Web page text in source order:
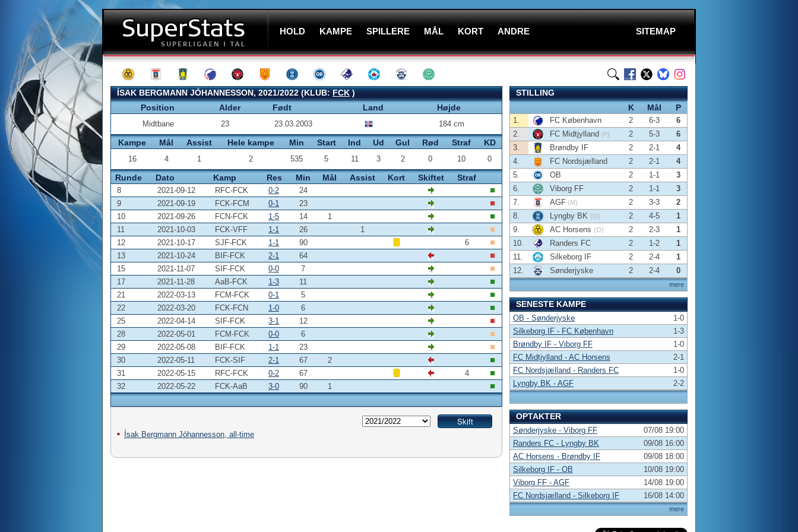
HOLD KAMPE SPILLERE MÅL KORT ANDRE SITEMAP
ÍSAK BERGMANN JÓHANNESSON, 2021/2022 (KLUB:FCK)
Position
Alder Født Land Højde
Midtbane 23 23.03.2003 184 cm
Kampe Mål Assist Hele kampe Min Start Ind Ud Gul Rød Straf KD
16 4 1 2 535 5 11 3 2 0 10 0
Runde Dato Kamp Res Min Mål Assist Kort Skiftet Straf
8 2021-09-12 RFC-FCK 0-2
24
9
2021-09-19 FCK-FCM 0-1
23
10
2021-09-26 FCN-FCK 1-5 14
1
11
2021-10-03 FCK-VFF 1-1 26
1
12
2021-10-17 SJF-FCK 1-1 90
6
13
2021-10-24 BIF-FCK 2-1
64
15
2021-11-07 SIF-FCK 0-0
7
17
2021-11-28 AaB-FCK 1-3
11
21
2022-03-13 FCM-FCK 0-1
5
22
2022-03-20 FCK-FCN 1-0
6
25
2022-04-14 SIF-FCK 3-1
12
28
2022-05-01 FCM-FCK 0-0
6
29
2022-05-08 BIF-FCK 1-1
23
30
2022-05-11 FCK-SIF 2-1 67
2
31
2022-05-15 RFC-FCK 0-2 67
4
32
2022-05-22 FCK-AaB 3-0 90 1
Ísak Bergmann Jóhannesson, all-time
STILLING
K
Mål P
mere
1. FC København 2 6-3
6
2.
FC Midtjylland (P) 2 5-3
6
3.
Brøndby IF 2 2-1
4
4.
FC Nordsjælland 2 2-1
4
5.
OB 2 1-1
3
6.
Viborg FF 2 1-1
3
7.
AGF (M) 2 3-3
2
8.
Lyngby BK (O) 2 4-5
1
9.
AC Horsens (O) 2 2-3
1
10.
Randers FC 2 1-2
1
11.
Silkeborg IF 2 2-4
1
12.
Sønderjyske 2 2-4 0
SENESTE KAMPE
OB - Sønderjyske
1-0
Silkeborg IF - FC København
1-3
Brøndby IF - Viborg FF
1-0
FC Midtjylland - AC Horsens
2-1
FC Nordsjælland - Randers FC
1-0
Lyngby BK - AGF
2-2
OPTAKTER
mere
Sønderjyske - Viborg FF
07/08 19:00
Randers FC - Lyngby BK
09/08 16:00
AC Horsens - Brøndby IF
09/08 18:00
Silkeborg IF - OB
10/08 19:00
Viborg FF - AGF
14/08 19:00
FC Nordsjælland - Silkeborg IF
16/08 14:00